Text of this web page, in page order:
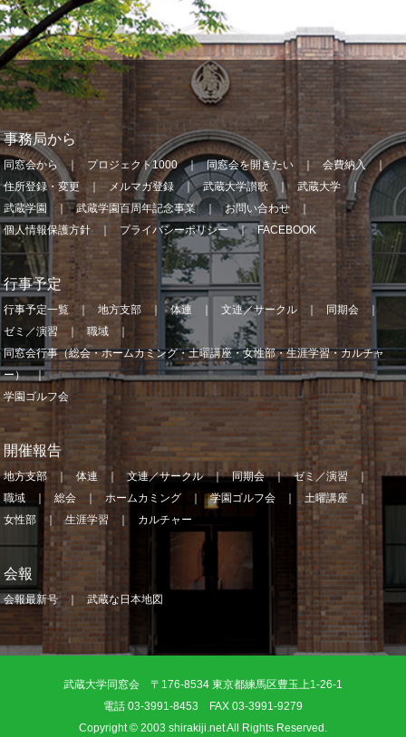
事務局から
同窓会から プロジェクト1000 同窓会を開きたい
会費納入
住所登録・変更
メルマガ登録 武蔵大学讃歌
武蔵大学
武蔵学園
武蔵学園百周年記念事業
お問い合わせ
個人情報保護方針
プライバシーポリシー FACEBOOK
行事予定
行事予定一覧 地方支部 体連 文連／サークル
同期会
ゼミ／演習
職域
同窓会行事（総会・ホームカミング・土曜講座・女性部・生涯学習・カルチャ
ー）
学園ゴルフ会
開催報告
地方支部 体連 文連／サークル 同期会
ゼミ／演習
職域
総会 ホームカミング 学園ゴルフ会
土曜講座
女性部
生涯学習 カルチャー
会報
会報最新号 武蔵な日本地図
武蔵大学同窓会 〒176-8534 東京都練馬区豊玉上1-26-1
電話 03-3991-8453 FAX 03-3991-9279
Copyright © 2003 shirakiji.net All Rights Reserved.